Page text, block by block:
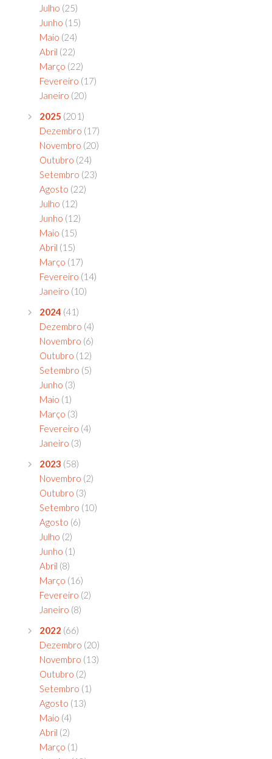
Julho (25)
Junho (15)
Maio (24)
Abril (22)
Março (22)
Fevereiro (17)
Janeiro (20)
2025 (201)
Dezembro (17)
Novembro (20)
Outubro (24)
Setembro (23)
Agosto (22)
Julho (12)
Junho (12)
Maio (15)
Abril (15)
Março (17)
Fevereiro (14)
Janeiro (10)
2024 (41)
Dezembro (4)
Novembro (6)
Outubro (12)
Setembro (5)
Junho (3)
Maio (1)
Março (3)
Fevereiro (4)
Janeiro (3)
2023 (58)
Novembro (2)
Outubro (3)
Setembro (10)
Agosto (6)
Julho (2)
Junho (1)
Abril (8)
Março (16)
Fevereiro (2)
Janeiro (8)
2022 (66)
Dezembro (20)
Novembro (13)
Outubro (2)
Setembro (1)
Agosto (13)
Maio (4)
Abril (2)
Março (1)